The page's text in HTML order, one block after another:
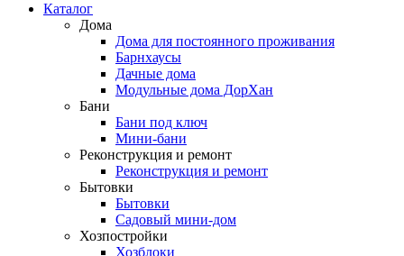
Каталог
Дома
Дома для постоянного проживания
Барнхаусы
Дачные дома
Модульные дома ДорХан
Бани
Бани под ключ
Мини-бани
Реконструкция и ремонт
Реконструкция и ремонт
Бытовки
Бытовки
Садовый мини-дом
Хозпостройки
Хозблоки